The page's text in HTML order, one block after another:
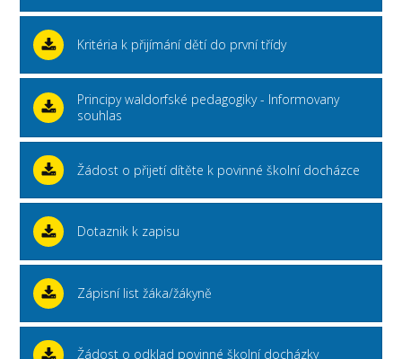
Kritéria k přijímání dětí do první třídy
Principy waldorfské pedagogiky - Informovany
souhlas
Žádost o přijetí dítěte k povinné školní docházce
Dotaznik k zapisu
Zápisní list žáka/žákyně
Žádost o odklad povinné školní docházky